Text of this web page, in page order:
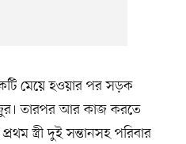
মেয়ে হওয়ার পর সড়ক
তারপর আর কাজ করতে
স্ত্রী দুই সন্তানসহ পরিবার